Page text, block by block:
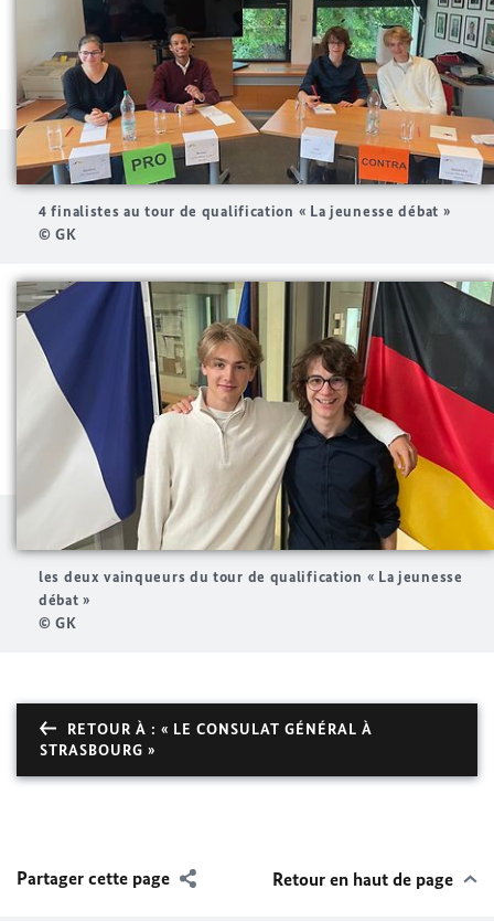
4 finalistes au tour de qualification « La jeunesse débat »
© GK
les deux vainqueurs du tour de qualification « La jeunesse
débat »
© GK
RETOUR À : « LE CONSULAT GÉNÉRAL À
STRASBOURG »
Partager cette page Retour en haut de page